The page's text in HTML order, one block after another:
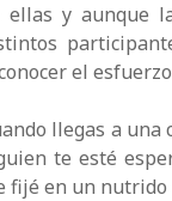
ellas y aunque
el
llegas a una
te esté
fijé en un nutrido